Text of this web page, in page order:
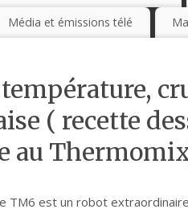
Média et émissions télé
température,
( recette
au
TM6 est un robot